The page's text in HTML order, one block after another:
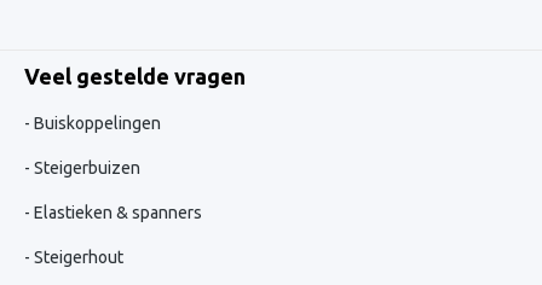
Veel gestelde vragen
Buiskoppelingen
Steigerbuizen
Elastieken & spanners
Steigerhout